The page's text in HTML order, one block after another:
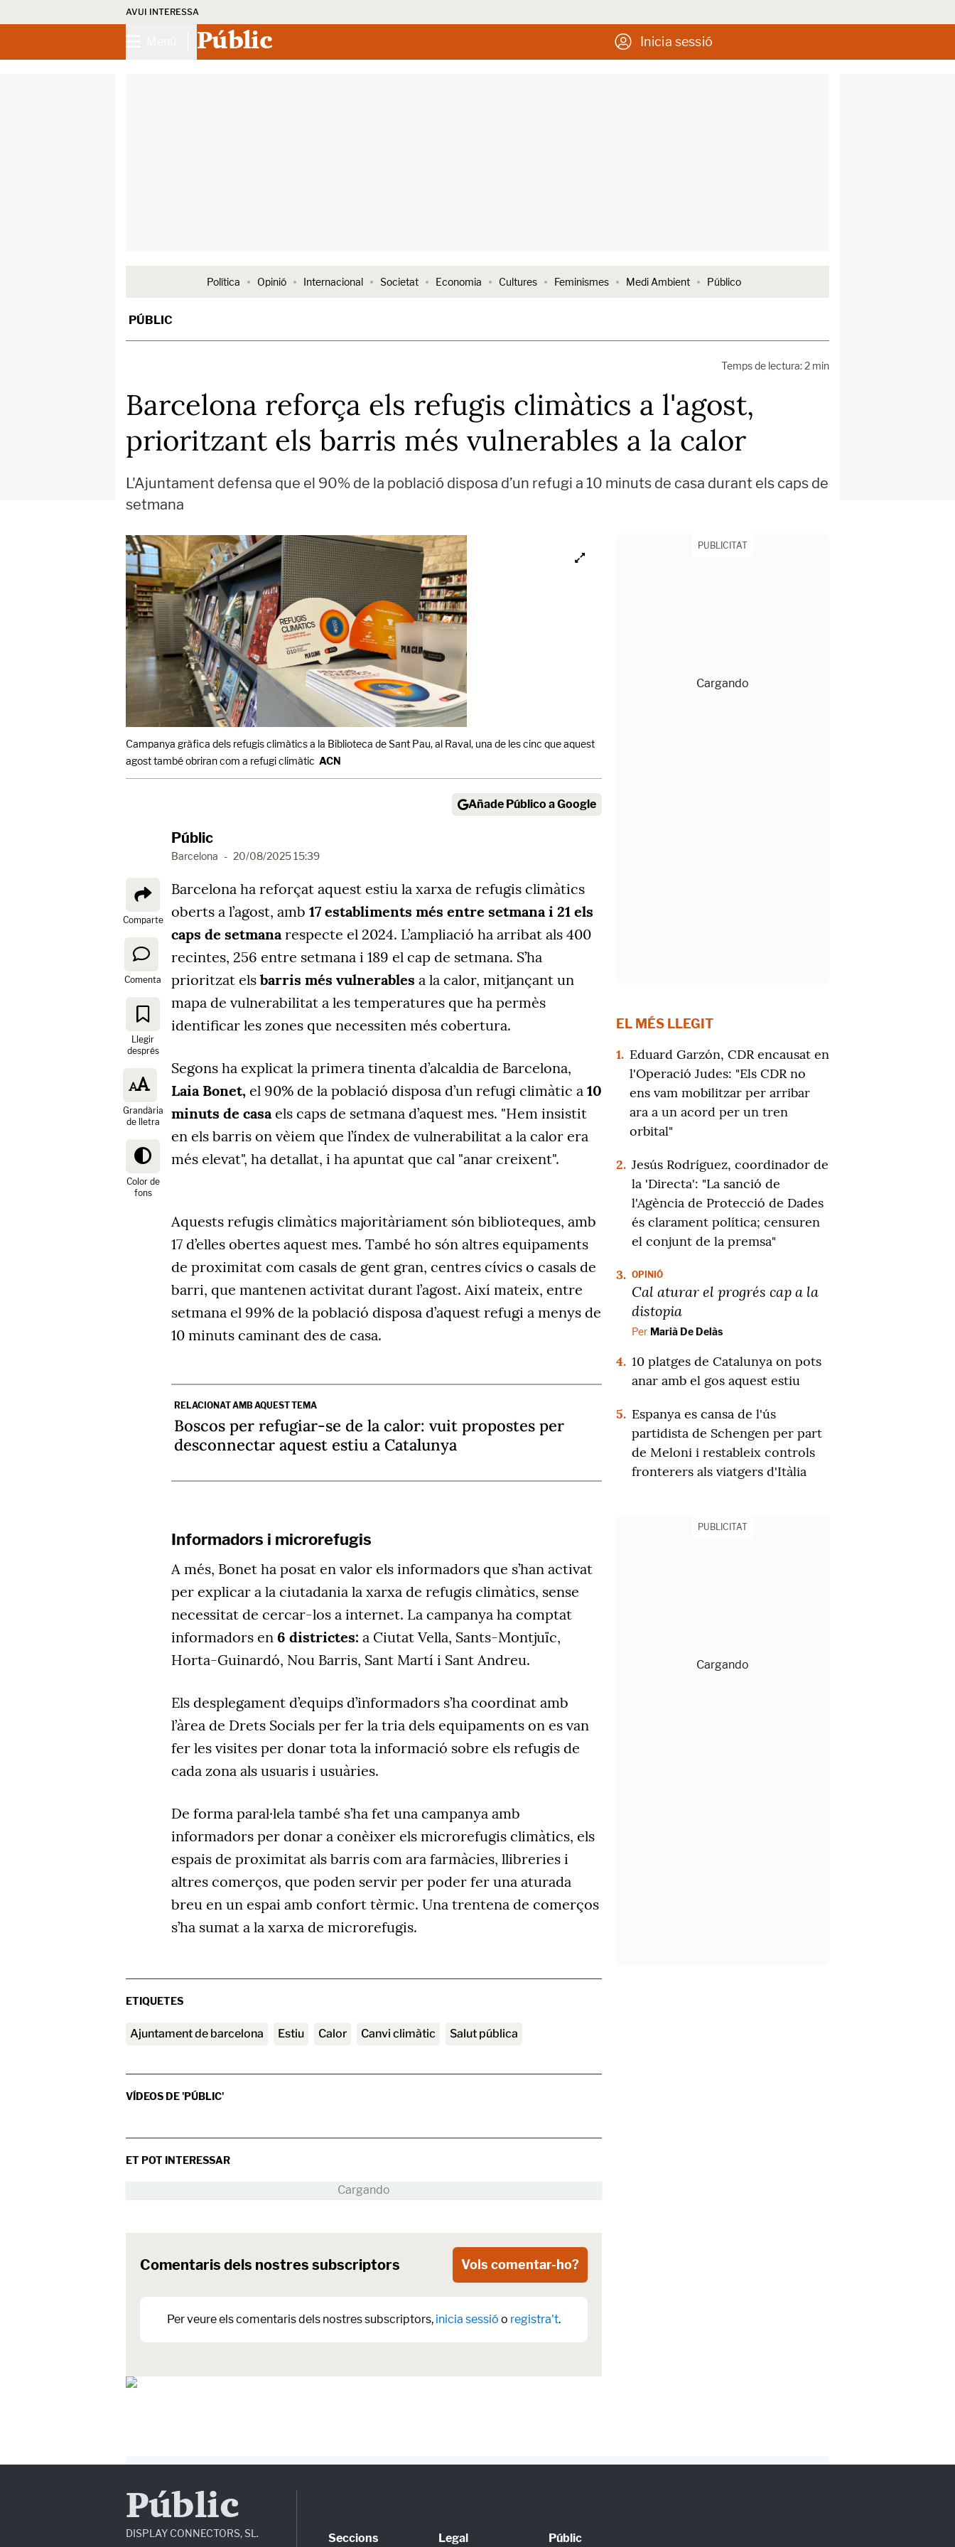
AVUI INTERESSA
Públic Inicia sessió
Política Opinió Internacional Societat Economia Cultures Feminismes Medi Ambient Público
PÚBLIC
Temps de lectura: 2 min
Barcelona reforça els refugis climàtics a l'agost,
prioritzant els barris més vulnerables a la calor
L'Ajuntament defensa que el 90% de la població disposa d’un refugi a 10 minuts de casa durant els caps de
setmana
Campanya gràfica dels refugis climàtics a la Biblioteca de Sant Pau, al Raval, una de les cinc que aquest
agost també obriran com a refugi climàtic ACN
Añade Público a Google
Públic
Barcelona - 20/08/2025 15:39
Comparte
Comenta
Llegir
després
Grandària
de lletra
Color de
fons
Barcelona ha reforçat aquest estiu la xarxa de refugis climàtics
oberts a l’agost, amb 17 establiments més entre setmana i 21 els
caps de setmanarespecte el 2024. L’ampliació ha arribat als 400
recintes, 256 entre setmana i 189 el cap de setmana. S’ha
prioritzat els barris més vulnerables a la calor, mitjançant un
mapa de vulnerabilitat a les temperatures que ha permès
identificar les zones que necessiten més cobertura.
Segons ha explicat la primera tinenta d’alcaldia de Barcelona,
Laia Bonet, el 90% de la població disposa d’un refugi climàtic a 10
minuts de casaels caps de setmana d’aquest mes. "Hem insistit
en els barris on vèiem que l’índex de vulnerabilitat a la calor era
més elevat", ha detallat, i ha apuntat que cal "anar creixent".
Aquests refugis climàtics majoritàriament són biblioteques, amb
17 d’elles obertes aquest mes. També ho són altres equipaments
de proximitat com casals de gent gran, centres cívics o casals de
barri, que mantenen activitat durant l’agost. Així mateix, entre
setmana el 99% de la població disposa d’aquest refugi a menys de
10 minuts caminant des de casa.
RELACIONAT AMB AQUEST TEMA
Boscos per refugiar-se de la calor: vuit propostes per
desconnectar aquest estiu a Catalunya
Informadors i microrefugis
A més, Bonet ha posat en valor els informadors que s’han activat
per explicar a la ciutadania la xarxa de refugis climàtics, sense
necessitat de cercar-los a internet. La campanya ha comptat
informadors en 6 districtes: a Ciutat Vella, Sants-Montjuïc,
Horta-Guinardó, Nou Barris, Sant Martí i Sant Andreu.
Els desplegament d’equips d’informadors s’ha coordinat amb
l’àrea de Drets Socials per fer la tria dels equipaments on es van
fer les visites per donar tota la informació sobre els refugis de
cada zona als usuaris i usuàries.
De forma paral·lela també s’ha fet una campanya amb
informadors per donar a conèixer els microrefugis climàtics, els
espais de proximitat als barris com ara farmàcies, llibreries i
altres comerços, que poden servir per poder fer una aturada
breu en un espai amb confort tèrmic. Una trentena de comerços
s’ha sumat a la xarxa de microrefugis.
ETIQUETES
ajuntament de barcelona estiu calor canvi climàtic salut pública
VÍDEOS DE 'PÚBLIC'
ET POT INTERESSAR
Comentaris dels nostres subscriptors Vols comentar-ho?
Per veure els comentaris dels nostres subscriptors, inicia sessió o registra't.
PUBLICITAT
EL MÉS LLEGIT
1. Eduard Garzón, CDR encausat en
l'Operació Judes: "Els CDR no
ens vam mobilitzar per arribar
ara a un acord per un tren
orbital"
2. Jesús Rodríguez, coordinador de
la 'Directa': "La sanció de
l'Agència de Protecció de Dades
és clarament política; censuren
el conjunt de la premsa"
3. OPINIÓ
Cal aturar el progrés cap a la
distopia
Per Marià De Delàs
4. 10 platges de Catalunya on pots
anar amb el gos aquest estiu
5. Espanya es cansa de l'ús
partidista de Schengen per part
de Meloni i restableix controls
fronterers als viatgers d'Itàlia
PUBLICITAT
Públic
DISPLAY CONNECTORS, SL. Seccions Legal Públic